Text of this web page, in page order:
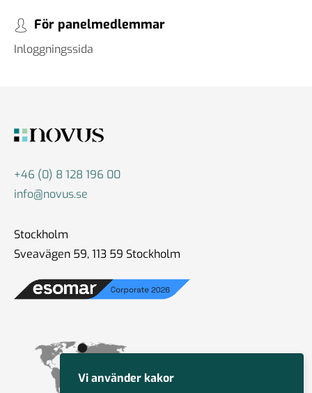
För panelmedlemmar
Inloggningssida
+46 (0) 8 128 196 00
info@novus.se
Stockholm
Sveavägen 59, 113 59 Stockholm
Vi använder kakor